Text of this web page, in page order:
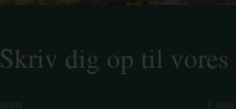
Skriv dig op til vores